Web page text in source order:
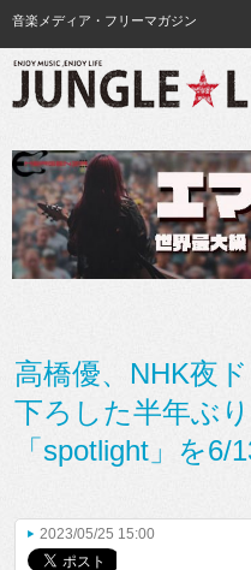
音楽メディア・フリーマガジン
高橋優、NHK夜
下ろした半年ぶ
「spotlight」を6/
2023/05/25 15:00